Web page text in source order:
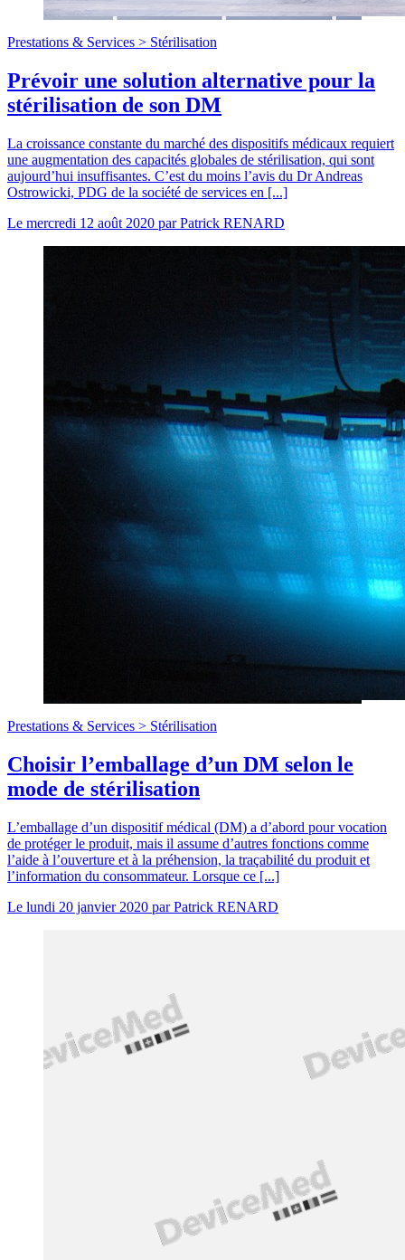
Prestations & Services > Stérilisation
Prévoir une solution alternative pour la
stérilisation de son DM
La croissance constante du marché des dispositifs médicaux requiert
une augmentation des capacités globales de stérilisation, qui sont
aujourd’hui insuffisantes. C’est du moins l’avis du Dr Andreas
Ostrowicki, PDG de la société de services en [...]
Le mercredi 12 août 2020 parPatrick RENARD
Prestations & Services > Stérilisation
Choisir l’emballage d’un DM selon le
mode de stérilisation
L’emballage d’un dispositif médical (DM) a d’abord pour vocation
de protéger le produit, mais il assume d’autres fonctions comme
l’aide à l’ouverture et à la préhension, la traçabilité du produit et
l’information du consommateur. Lorsque ce [...]
Le lundi 20 janvier 2020 parPatrick RENARD